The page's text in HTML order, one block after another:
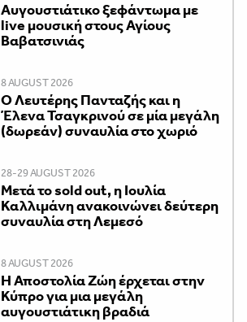
Αυγουστιάτικο ξεφάντωμα με
live μουσική στους Αγίους
Βαβατσινιάς
8 AUGUST 2026
Ο Λευτέρης Πανταζής και η
Έλενα Τσαγκρινού σε μία μεγάλη
(δωρεάν) συναυλία στο χωριό
28-29 AUGUST 2026
Μετά το sold out, η Ιουλία
Καλλιμάνη ανακοινώνει δεύτερη
συναυλία στη Λεμεσό
8 AUGUST 2026
Η Αποστολία Ζώη έρχεται στην
Κύπρο για μια μεγάλη
αυγουστιάτικη βραδιά